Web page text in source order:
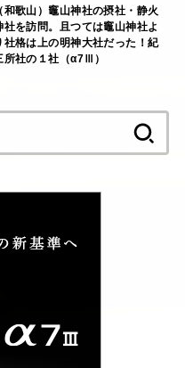
（和歌山）竈山神社の摂社・静火
社を訪問。且つては竈山神社よ
社格は上の明神大社だった！紀
所社の１社（α7Ⅲ）